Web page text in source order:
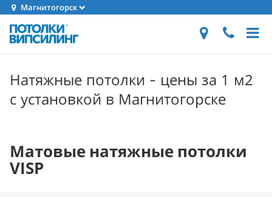
Магнитогорск
Натяжные потолки - цены за 1 м2
с установкой в Магнитогорске
Матовые натяжные потолки
VISP